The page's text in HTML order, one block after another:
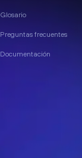
Glosario
Preguntas frecuentes
Documentación